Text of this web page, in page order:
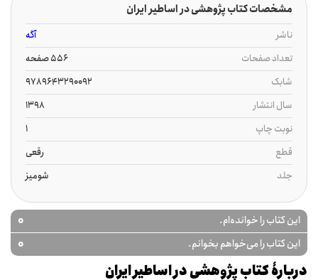
مشخصات کتاب پژوهشی در اساطیر ایران
ناشر
آگه
تعداد صفحات
556 صفحه
شابک
9789643290092
سال انتشار
1398
نوبت چاپ
1
قطع
رقعی
جلد
شومیز
این کتاب را خوانده‌ام. 0
این کتاب را می‌خواهم بخوانم. 0
دربارۀ کتاب پژوهشی در اساطیر ایران